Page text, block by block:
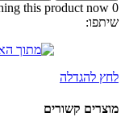
0
this product now!
שיתפו:
לחץ להגדלה
מוצרים קשורים